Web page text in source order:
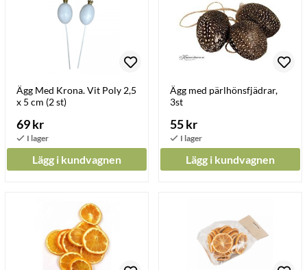
Ägg Med Krona. Vit Poly 2,5
x 5 cm (2 st)
69 kr
Lägg i kundvagnen
Ägg med pärlhönsfjädrar,
3st
55 kr
Lägg i kundvagnen